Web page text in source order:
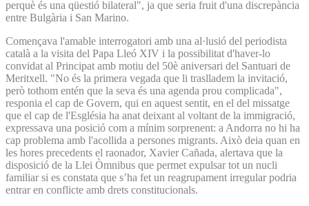
perquè és una qüestió bilateral", ja que seria fruit d'una discrepància
entre Bulgària i San Marino.
Començava l'amable interrogatori amb una al·lusió del periodista
català a la visita del Papa Lleó XIV i la possibilitat d'haver-lo
convidat al Principat amb motiu del 50è aniversari del Santuari de
Meritxell. "No és la primera vegada que li traslladem la invitació,
però tothom entén que la seva és una agenda prou complicada",
responia el cap de Govern, qui en aquest sentit, en el del missatge
que el cap de l'Església ha anat deixant al voltant de la immigració,
expressava una posició com a mínim sorprenent: a Andorra no hi ha
cap problema amb l'acollida a persones migrants. Això deia quan en
les hores precedents el raonador, Xavier Cañada, alertava que la
disposició de la Llei Òmnibus que permet expulsar tot un nucli
familiar si es constata que s’ha fet un reagrupament irregular podria
entrar en conflicte amb drets constitucionals.